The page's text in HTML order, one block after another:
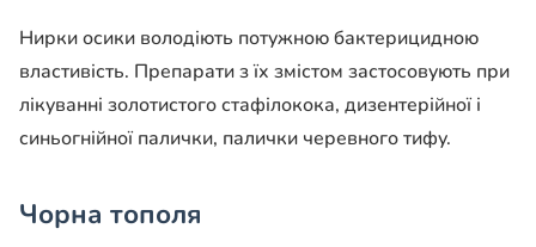
Нирки осики володіють потужною бактерицидною
властивість. Препарати з їх змістом застосовують при
лікуванні золотистого стафілокока, дизентерійної і
синьогнійної палички, палички черевного тифу.
Чорна тополя